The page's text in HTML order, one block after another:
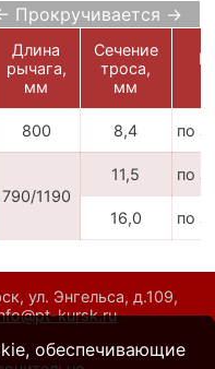
Прокручивается →
Длина
рычага,
мм
Сечение
троса,
мм
800 8,4 по
790/1190
11,5 по
16,0 по
ул. Энгельса, д.109,
kursk.ru
обеспечивающие